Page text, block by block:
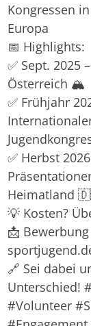
Kongressen
Europa
📅 Highlights:
✅ Sept. 2025
Österreich 🏔️
✅ Frühjahr
✅ Herbst
Heimatland
💡 Kosten?
📩
🔗 Sei dabei
Unterschied!
#Volunteer